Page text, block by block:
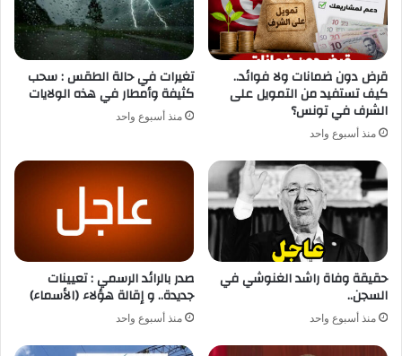
قرض دون ضمانات ولا فوائد..
كيف تستفيد من التمويل على
الشرف في تونس؟
منذ أسبوع واحد
تغيرات في حالة الطقس : سحب
كثيفة وأمطار في هذه الولايات
منذ أسبوع واحد
حقيقة وفاة راشد الغنوشي في
السجن..
منذ أسبوع واحد
صدر بالرائد الرسمي : تعيينات
جديدة.. و إقالة هؤلاء (الأسماء)
منذ أسبوع واحد